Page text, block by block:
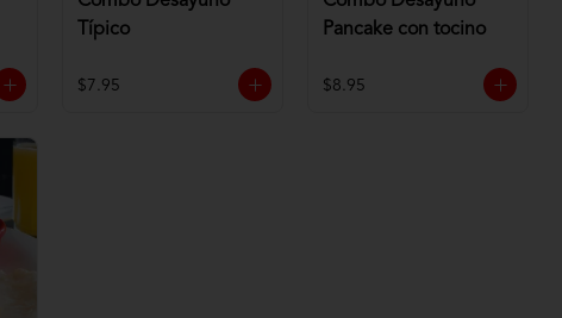
Típico
$7.95
Pancake con tocino
$8.95